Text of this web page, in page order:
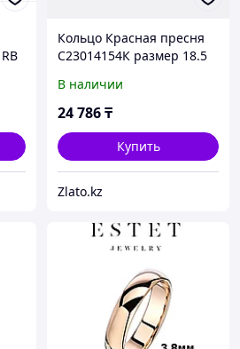
Кольцо Красная пресня
С23014154К размер 18.5
вставок
В наличии
24 786₸
Купить
Zlato.kz